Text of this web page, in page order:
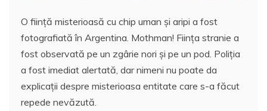
O fiinţă misterioasă cu chip uman şi aripi a fost
fotografiată în Argentina. Mothman! Fiinţa stranie a
fost observată pe un zgârie nori şi pe un pod. Poliţia
a fost imediat alertată, dar nimeni nu poate da
explicaţii despre misterioasa entitate care s-a făcut
repede nevăzută.